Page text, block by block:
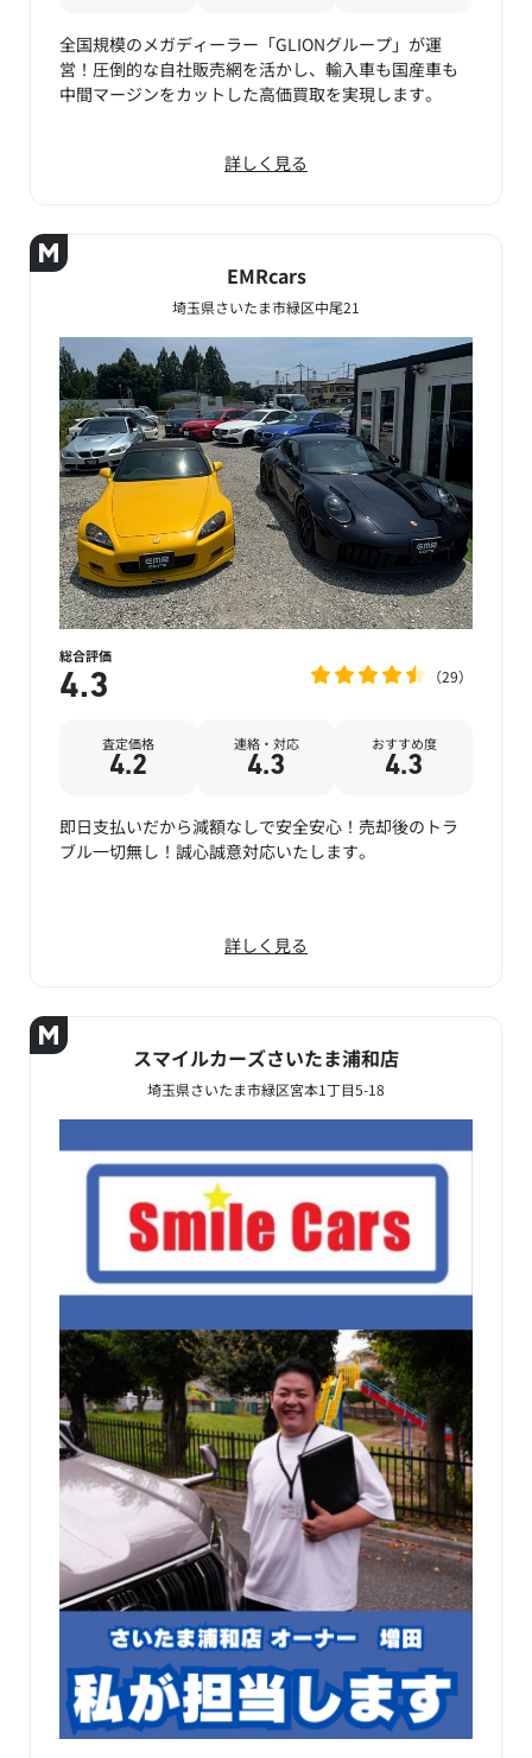
全国規模のメガディーラー「GLIONグループ」が運
営！圧倒的な自社販売網を活かし、輸入車も国産車も
中間マージンをカットした高価買取を実現します。
詳しく見る
EMRcars
埼玉県さいたま市緑区中尾21
総合評価
4.3 29
査定価格
4.2
連絡・対応
4.3
おすすめ度
4.3
即日支払いだから減額なしで安全安心！売却後のトラ
ブル一切無し！誠心誠意対応いたします。
詳しく見る
スマイルカーズさいたま浦和店
埼玉県さいたま市緑区宮本1丁目5-18